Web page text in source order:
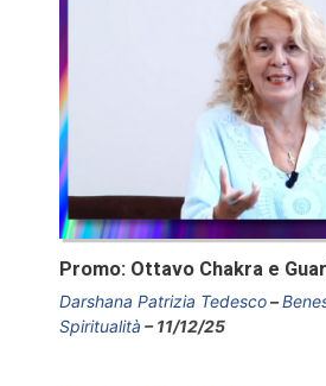
Promo: Ottavo Chakra e
Darshana Patrizia Tedesco
Spiritualità
11/12/25